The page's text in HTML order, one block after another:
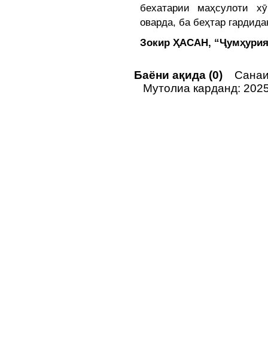
бехатарии маҳсулоти
оварда, ба беҳтар
Зокир ҲАСАН,
Баёни ақида (0)
Мутолиа карданд: